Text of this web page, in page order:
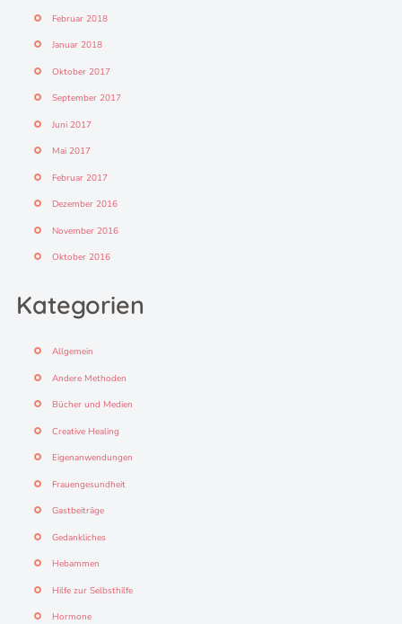
Februar 2018
Januar 2018
Oktober 2017
September 2017
Juni 2017
Mai 2017
Februar 2017
Dezember 2016
November 2016
Oktober 2016
Kategorien
Allgemein
Andere Methoden
Bücher und Medien
Creative Healing
Eigenanwendungen
Frauengesundheit
Gastbeiträge
Gedankliches
Hebammen
Hilfe zur Selbsthilfe
Hormone